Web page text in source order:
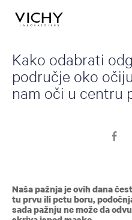
Kako odabrati
područje oko
nam oči u centru
Naša pažnja je ovih dana
tu prvu ili petu boru,
sada pažnju ne može da